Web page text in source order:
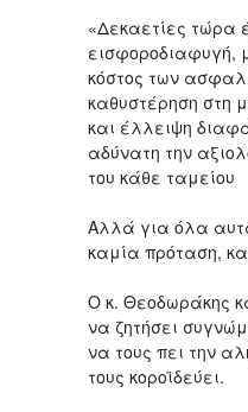
«Δεκαετίες τώρα
εισφοροδιαφυγή,
κόστος των
καθυστέρηση στη
και έλλειψη
αδύνατη την
του κάθε ταμείου
Αλλά για όλα
καμία πρόταση,
Ο κ. Θεοδωράκης
να ζητήσει
να τους πει την
τους κοροϊδεύει.